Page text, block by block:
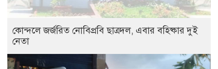
কোন্দলে জর্জরিত নোবিপ্রবি ছাত্রদল, এবার বহিষ্কার দুই
নেতা